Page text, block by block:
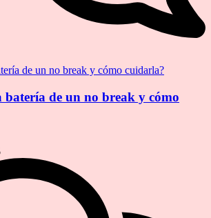
de un no break y cómo